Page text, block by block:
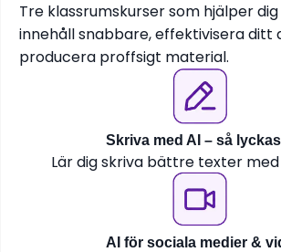
Tre klassrumskurser som hjälper
innehåll snabbare, effektivisera ditt
producera proffsigt material.
Skriva med AI – så
Lär dig skriva bättre texter med
AI för sociala medier &